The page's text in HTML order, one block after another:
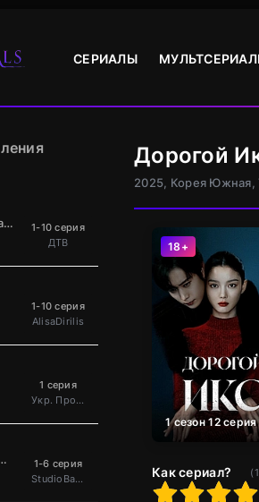
СЕРИАЛЫ
Мыслить как преступник
1-10 серия
ДТВ
1-10 серия
AlisaDirilis
1 серия
Укр. Проф. багатоголосий
безработного
1-6 серия
StudioBand
Дорогой
2025, Корея Южная,
18+
1 сезон 12 серия
Как сериал? (1
1 5 6 7 8